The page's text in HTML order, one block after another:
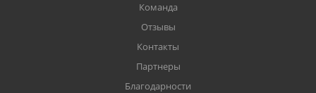
Команда
Отзывы
Контакты
Партнеры
Благодарности